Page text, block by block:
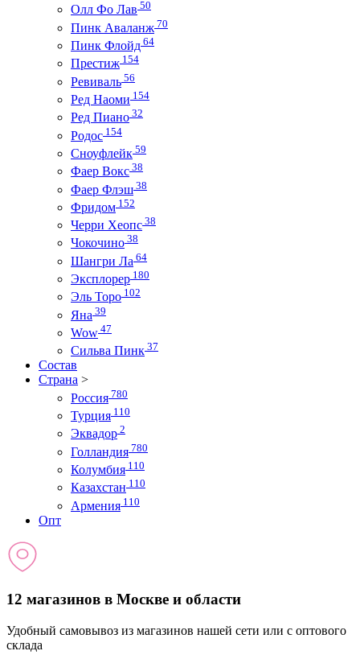
Олл Фо Лав 50
Пинк Аваланж 70
Пинк Флойд 64
Престиж 154
Ревиваль 56
Ред Наоми 154
Ред Пиано 32
Родос 154
Сноуфлейк 59
Фаер Вокс 38
Фаер Флэш 38
Фридом 152
Черри Хеопс 38
Чокочино 38
Шангри Ла 64
Эксплорер 180
Эль Торо 102
Яна 39
Wow 47
Сильва Пинк 37
Состав
Страна >
Россия 780
Турция 110
Эквадор 2
Голландия 780
Колумбия 110
Казахстан 110
Армения 110
Опт
12 магазинов в Москве и области
Удобный самовывоз из магазинов нашей сети или с оптового
склада